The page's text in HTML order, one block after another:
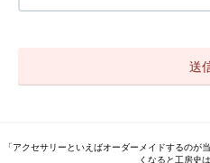
「アクセサリーといえばオーダーメイドするのが
くなると工房史